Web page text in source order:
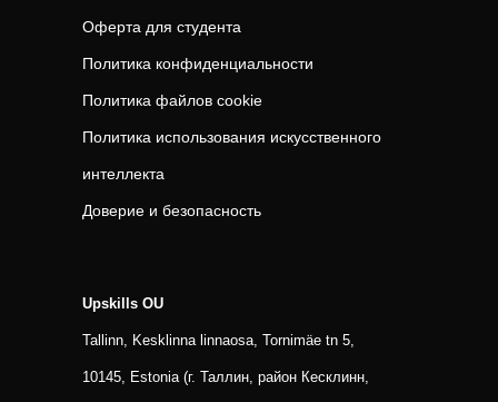
Оферта для студента
Политика конфиденциальности
Политика файлов cookie
Политика использования искусственного
интеллекта
Доверие и безопасность
Upskills OU
Tallinn, Kesklinna linnaosa, Tornimäe tn 5,
10145, Estonia (г. Таллин, район Кесклинн,